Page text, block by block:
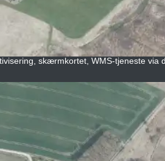
skærmkortet, WMS-tjeneste via